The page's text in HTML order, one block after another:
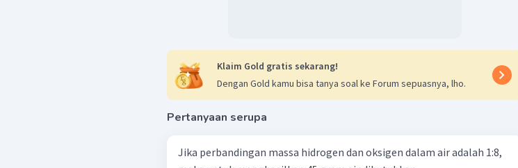
Klaim Gold gratis sekarang!
Dengan Gold kamu bisa tanya soal ke Forum sepuasnya, lho.
Pertanyaan serupa
Jika perbandingan massa hidrogen dan oksigen dalam air adalah 1:8,